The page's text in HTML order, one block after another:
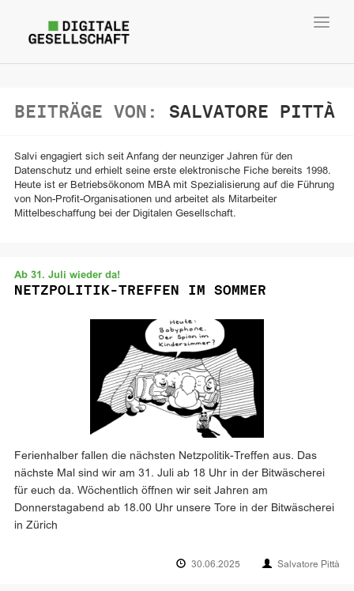
BEITRÄGE VON: SALVATORE PITTÀ
Salvi engagiert sich seit Anfang der neunziger Jahren für den
Datenschutz und erhielt seine erste elektronische Fiche bereits 1998.
Heute ist er Betriebsökonom MBA mit Spezialisierung auf die Führung
von Non-Profit-Organisationen und arbeitet als Mitarbeiter
Mittelbeschaffung bei der Digitalen Gesellschaft.
Ab 31. Juli wieder da!
NETZPOLITIK-TREFFEN IM SOMMER
Ferienhalber fallen die nächsten Netzpolitik-Treffen aus. Das
nächste Mal sind wir am 31. Juli ab 18 Uhr in der Bitwäscherei
für euch da. Wöchentlich öffnen wir seit Jahren am
Donnerstagabend ab 18.00 Uhr unsere Tore in der Bitwäscherei
in Zürich
30.06.2025 Salvatore Pittà